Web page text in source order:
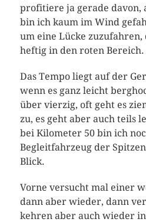
profitiere ja gerade davon,
bin ich kaum im Wind
um eine Lücke zuzufahren,
heftig in den roten Bereich.
Das Tempo liegt auf der
wenn es ganz leicht
über vierzig, oft geht es
zu, es geht aber auch teils
bei Kilometer 50 bin ich
Begleitfahrzeug der
Blick.
Vorne versucht mal einer
dann aber wieder, dann
kehren aber auch wieder